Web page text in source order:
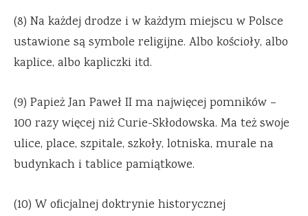
(8) Na każdej drodze i w każdym miejscu w Polsce
ustawione są symbole religijne. Albo kościoły, albo
kaplice, albo kapliczki itd.
(9) Papież Jan Paweł II ma najwięcej pomników –
100 razy więcej niż Curie-Skłodowska. Ma też swoje
ulice, place, szpitale, szkoły, lotniska, murale na
budynkach i tablice pamiątkowe.
(10) W oficjalnej doktrynie historycznej